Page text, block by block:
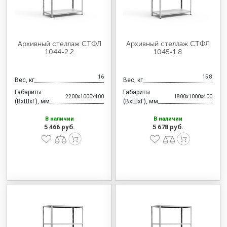
Архивный стеллаж СТФЛ
1044-2.2
Вес, кг 16
Габариты
(ВхШхГ), мм
2200x1000x400
В наличии
5 466 руб.
Архивный стеллаж СТФЛ
1045-1.8
Вес, кг 15,8
Габариты
(ВхШхГ), мм
1800x1000x400
В наличии
5 678 руб.